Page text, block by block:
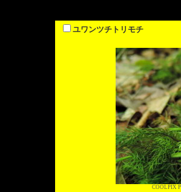
ユワンツチトリモチ
COOLPIX